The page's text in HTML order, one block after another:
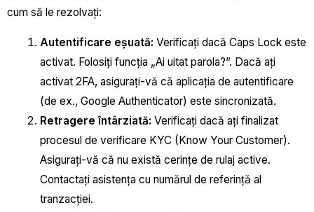
cum să le rezolvați:
Autentificare eșuată: Verificați dacă Caps Lock este
activat. Folosiți funcția „Ai uitat parola?”. Dacă ați
activat 2FA, asigurați-vă că aplicația de autentificare
(de ex., Google Authenticator) este sincronizată.
Retragere întârziată: Verificați dacă ați finalizat
procesul de verificare KYC (Know Your Customer).
Asigurați-vă că nu există cerințe de rulaj active.
Contactați asistența cu numărul de referință al
tranzacției.